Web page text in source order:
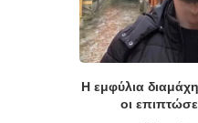
Η εμφύλια
οι